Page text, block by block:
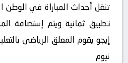
تنقل أحداث المباراة في الوطن
تطبيق ثمانية ويتم إستضافة
إيجو يقوم المعلق الرياضى
نيوم